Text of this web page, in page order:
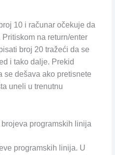
10 i računar očekuje da
na return/enter
broj 20 tražeći da se
i tako dalje. Prekid
se dešava ako pretisnete
uneli u trenutnu
programskih linija
programskih linija. U